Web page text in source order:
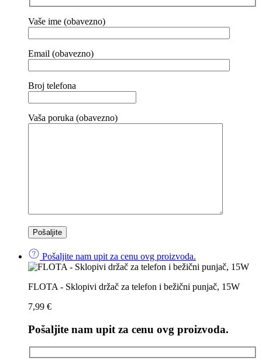
Vaše ime (obavezno)
Email (obavezno)
Broj telefona
Vaša poruka (obavezno)
Pošaljite nam upit za cenu ovg proizvoda.
FLOTA - Sklopivi držač za telefon i bežični punjač, 15W
7,99 €
Pošaljite nam upit za cenu ovg proizvoda.